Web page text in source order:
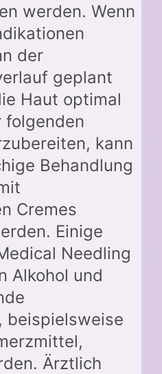
werden. Wenn
der
geplant
Haut optimal
folgenden
kann
Behandlung
Cremes
Einige
Needling
Alkohol und
beispielsweise
Ärztlich